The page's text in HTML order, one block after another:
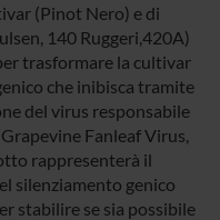
(Pinot Nero) e di
140 Ruggeri,420A)
trasformare la cultivar
che inibisca tramite
del virus responsabile
Fanleaf Virus,
rappresenterà il
silenziamento genico
stabilire se sia possibile